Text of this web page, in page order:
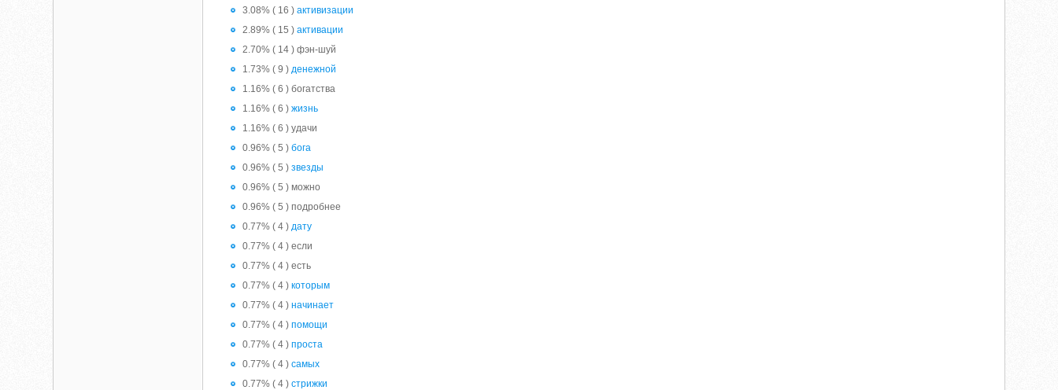
3.08% ( 16 )активизации
2.89% ( 15 )активации
2.70% ( 14 ) фэн-шуй
1.73% ( 9 )денежной
1.16% ( 6 ) богатства
1.16% ( 6 )жизнь
1.16% ( 6 ) удачи
0.96% ( 5 )бога
0.96% ( 5 )звезды
0.96% ( 5 ) можно
0.96% ( 5 ) подробнее
0.77% ( 4 )дату
0.77% ( 4 ) если
0.77% ( 4 ) есть
0.77% ( 4 )которым
0.77% ( 4 )начинает
0.77% ( 4 )помощи
0.77% ( 4 )проста
0.77% ( 4 )самых
0.77% ( 4 )стрижки